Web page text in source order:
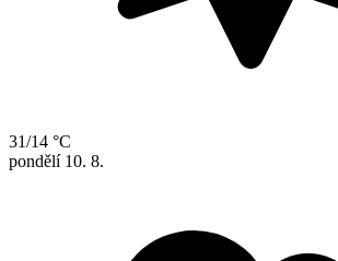
31/14 °C
pondělí 10. 8.